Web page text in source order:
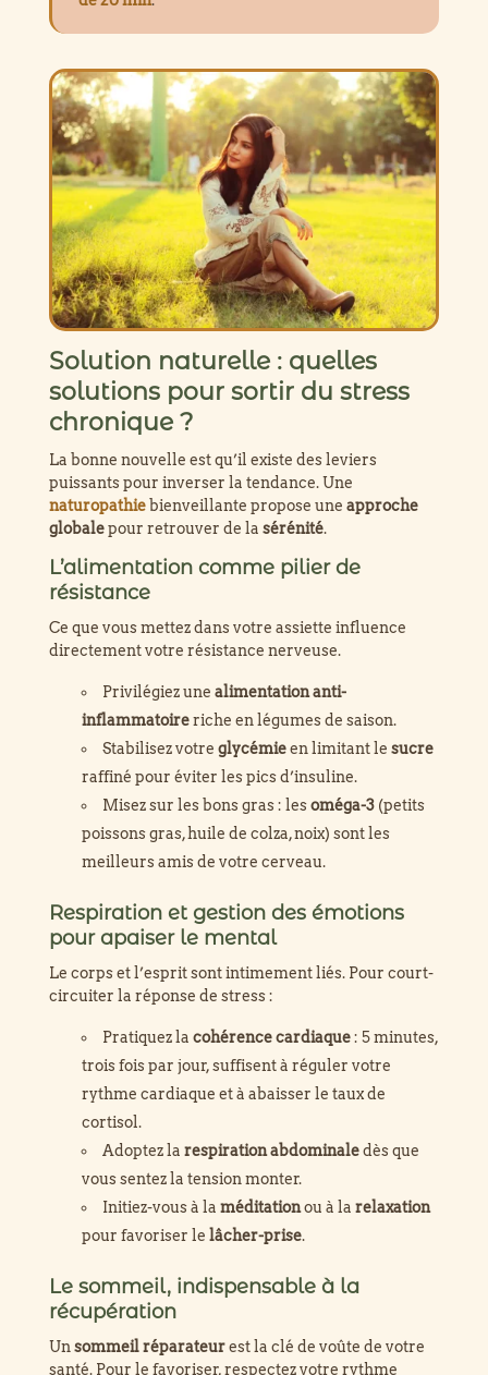
Solution naturelle : quelles
solutions pour sortir du stress
chronique ?
La bonne nouvelle est qu’il existe des leviers
puissants pour inverser la tendance. Une
naturopathiebienveillante propose une approche
globalepour retrouver de la sérénité.
L’alimentation comme pilier de
résistance
Ce que vous mettez dans votre assiette influence
directement votre résistance nerveuse.
Privilégiez une alimentation anti-
inflammatoireriche en légumes de saison.
Stabilisez votre glycémieen limitant le sucre
raffiné pour éviter les pics d’insuline.
Misez sur les bons gras : lesoméga-3(petits
poissons gras, huile de colza, noix) sont les
meilleurs amis de votre cerveau.
Respiration et gestion des émotions
pour apaiser le mental
Le corps et l’esprit sont intimement liés. Pour court-
circuiter la réponse de stress :
Pratiquez la cohérence cardiaque: 5 minutes,
trois fois par jour, suffisent à réguler votre
rythme cardiaque et à abaisser le taux de
cortisol.
Adoptez la respiration abdominaledès que
vous sentez la tension monter.
Initiez-vous à la méditationou à la relaxation
pour favoriser le lâcher-prise.
Le sommeil, indispensable à la
récupération
Un sommeil réparateurest la clé de voûte de votre
santé. Pour le favoriser, respectez votre rythme